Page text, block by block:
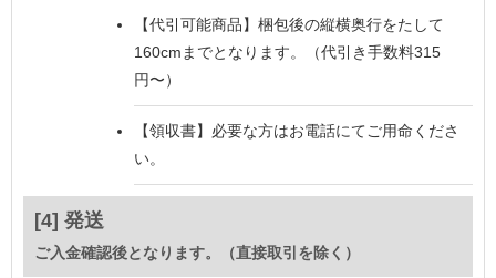
【代引可能商品】 梱包後の縦横奥行をたして
160cmまでとなります。（代引き手数料315
円〜）
【領収書】 必要な方はお電話にてご用命くださ
い。
[4] 発送
ご入金確認後となります。（直接取引を除く）